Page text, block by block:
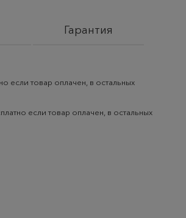
Гарантия
если товар оплачен, в остальных
если товар оплачен, в остальных